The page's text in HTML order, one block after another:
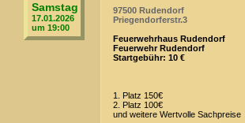
Samstag
17.01.2026
um 19:00
97500 Rudendorf
Priegendorferstr.3
Feuerwehrhaus Rudendorf
Feuerwehr Rudendorf
Startgebühr: 10 €
1. Platz 150€
2. Platz 100€
und weitere Wertvolle Sachpreise